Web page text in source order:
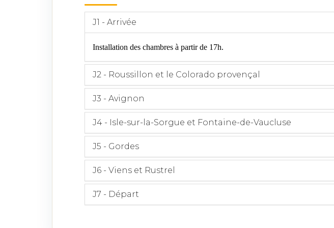
J1 - Arrivée
Installation des chambres à partir de 17h.
J2 - Roussillon et le Colorado provençal
J3 - Avignon
J4 - Isle-sur-la-Sorgue et Fontaine-de-Vaucluse
J5 - Gordes
J6 - Viens et Rustrel
J7 - Départ